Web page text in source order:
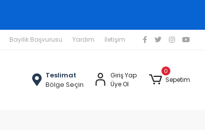
Bayilik Başvurusu Yardım İletişim
Teslimat
Bölge Seçin
Giriş Yap
Üye Ol
0
Sepetim